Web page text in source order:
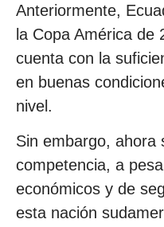
Anteriormente,
la Copa América de
cuenta con la
en buenas
nivel.
Sin embargo, ahora
competencia, a
económicos y de
esta nación